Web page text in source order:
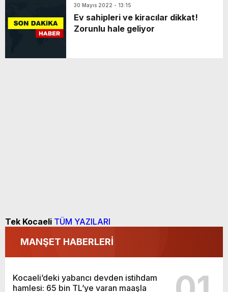
30 Mayıs 2022 - 13:15
Ev sahipleri ve kiracılar dikkat!
Zorunlu hale geliyor
Tek Kocaeli TÜM YAZILARI
MANŞET HABERLERİ
Kocaeli’deki yabancı devden istihdam
hamlesi: 65 bin TL’ye varan maaşla